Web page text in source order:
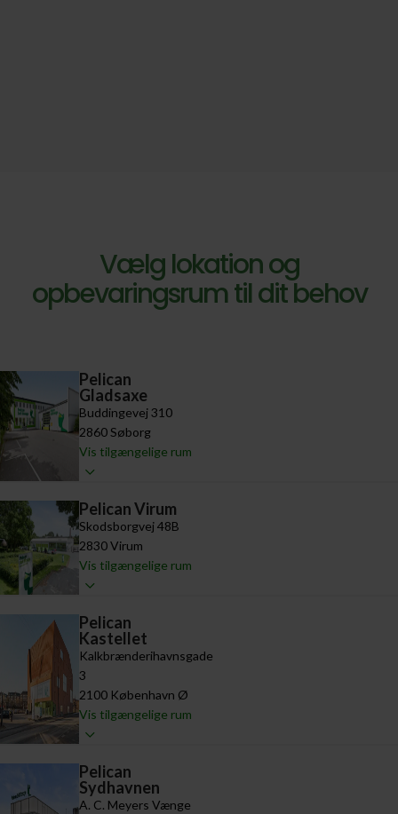
Vælg lokation og
opbevaringsrum til dit behov
Pelican
Gladsaxe
Buddingevej 310
2860 Søborg
Vis tilgængelige rum
Pelican Virum
Skodsborgvej 48B
2830 Virum
Vis tilgængelige rum
Pelican
Kastellet
Kalkbrænderihavnsgade
3
2100 København Ø
Vis tilgængelige rum
Pelican
Sydhavnen
A. C. Meyers Vænge